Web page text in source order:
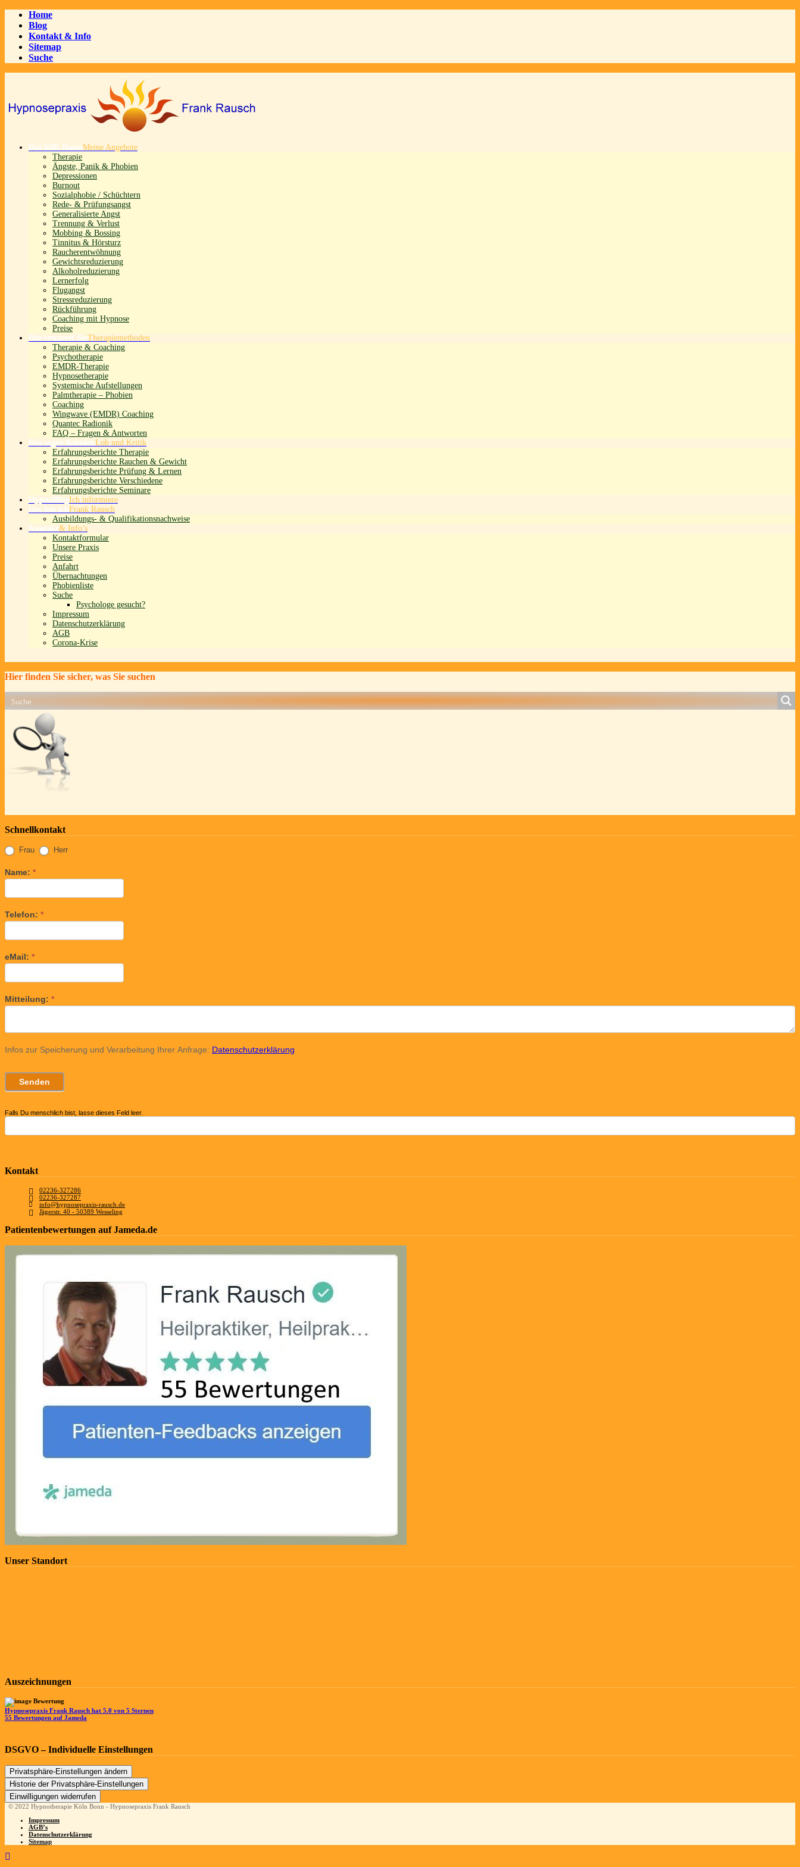
Home
Blog
Kontakt & Info
Sitemap
Suche
Das hilft IhnenMeine Angebote
Therapie
Ängste, Panik & Phobien
Depressionen
Burnout
Sozialphobie / Schüchtern
Rede- & Prüfungsangst
Generalisierte Angst
Trennung & Verlust
Mobbing & Bossing
Tinnitus & Hörsturz
Raucherentwöhnung
Gewichtsreduzierung
Alkoholreduzierung
Lernerfolg
Flugangst
Stressreduzierung
Rückführung
Coaching mit Hypnose
Preise
Das erwartet SieTherapiemethoden
Therapie & Coaching
Psychotherapie
EMDR-Therapie
Hypnosetherapie
Systemische Aufstellungen
Palmtherapie – Phobien
Coaching
Wingwave (EMDR) Coaching
Quantec Radionik
FAQ – Fragen & Antworten
Das sagen KundenLob und Kritik
Erfahrungsberichte Therapie
Erfahrungsberichte Rauchen & Gewicht
Erfahrungsberichte Prüfung & Lernen
Erfahrungsberichte Verschiedene
Erfahrungsberichte Seminare
HypnoBlogIch informiere
Das bin ichFrank Rausch
Ausbildungs- & Qualifikationsnachweise
Kontakt& Info’s
Kontaktformular
Unsere Praxis
Preise
Anfahrt
Übernachtungen
Phobienliste
Suche
Psychologe gesucht?
Impressum
Datenschutzerklärung
AGB
Corona-Krise
Hier finden Sie sicher, was Sie suchen
Schnellkontakt
Frau Herr
Name: *
Telefon: *
eMail: *
Mitteilung: *
Infos zur Speicherung und Verarbeitung Ihrer Anfrage: Datenschutzerklärung
Falls Du menschlich bist, lasse dieses Feld leer.
Kontakt
02236-327286
02236-327287
info@hypnosepraxis-rausch.de
Jägerstr. 40 - 50389 Wesseling
Patientenbewertungen auf Jameda.de
Unser Standort
Auszeichnungen
Hypnosepraxis Frank Rausch hat 5.0 von 5 Sternen
55 Bewertungen auf Jameda
DSGVO – Individuelle Einstellungen
Privatsphäre-Einstellungen ändern
Historie der Privatsphäre-Einstellungen
Einwilligungen widerrufen
© 2022 Hypnotherapie Köln Bonn - Hypnosepraxis Frank Rausch
Impressum
AGB’s
Datenschutzerklärung
Sitemap